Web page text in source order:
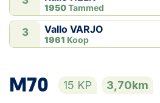
1950Tammed
3 Vallo VARJO
1961 Koop
M70 15 KP 3,70km